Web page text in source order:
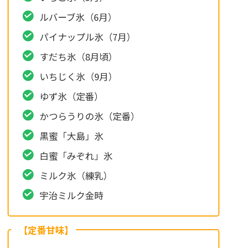
ルバーブ氷（6月）
パイナップル氷（7月）
すだち氷（8月頃）
いちじく氷（9月）
ゆず氷（定番）
かつらうりの氷（定番）
黒蜜「大島」氷
白蜜「みぞれ」氷
ミルク氷（練乳）
宇治ミルク金時
【定番甘味】